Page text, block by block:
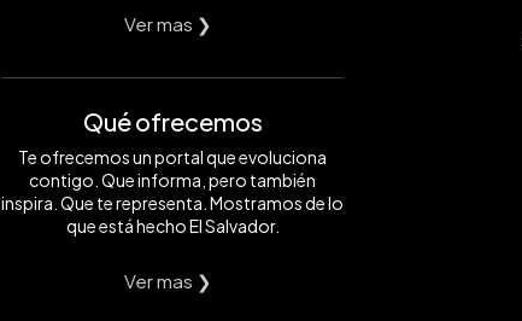
Ver mas ❯
Qué ofrecemos
Te ofrecemos un portal que evoluciona
contigo. Que informa, pero también
inspira. Que te representa. Mostramos de lo
que está hecho El Salvador.
Ver mas ❯